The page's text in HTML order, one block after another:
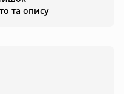
та опису